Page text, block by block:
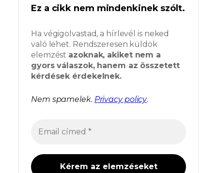
Ez a cikk nem mindenkinek szólt.
Ha végigolvastad, a hírlevél is neked
való lehet. Rendszeresen küldök
elemzést azoknak, akiket nem a
gyors válaszok, hanem az összetett
kérdések érdekelnek.
Nem spamelek. Privacy policy.